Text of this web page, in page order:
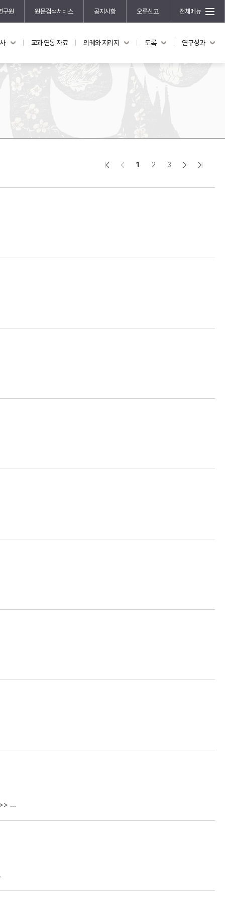
구원 원문검색서비스 공지사항 오류신고 전체메뉴
도록 연구성과
신진학자 초청 연구교류 사업
규장각-산기 연구비 지원 사업
교과 연동 자료 의궤와 지리지 도록 연구성과
1 2 3
...